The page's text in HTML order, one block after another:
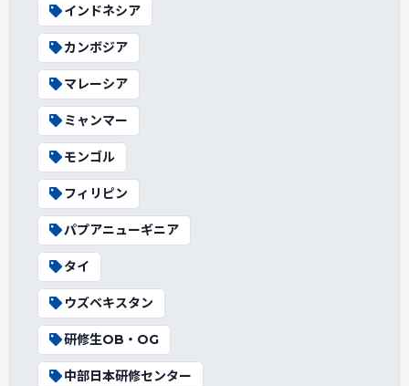
インドネシア
カンボジア
マレーシア
ミャンマー
モンゴル
フィリピン
パプアニューギニア
タイ
ウズベキスタン
研修生OB・OG
中部日本研修センター